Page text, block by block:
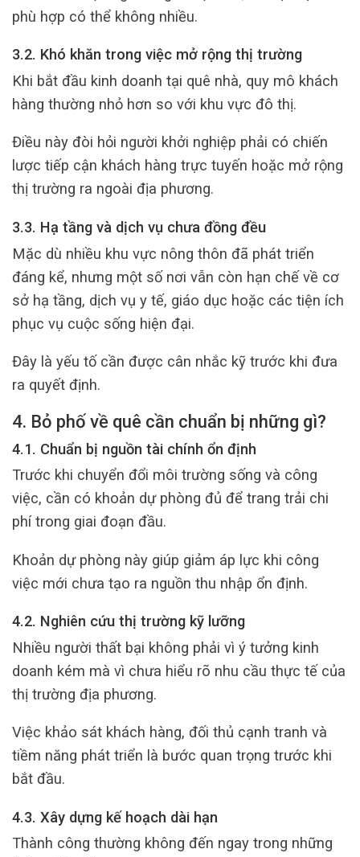
phù hợp có thể không nhiều.
3.2. Khó khăn trong việc mở rộng thị trường
Khi bắt đầu kinh doanh tại quê nhà, quy mô khách
hàng thường nhỏ hơn so với khu vực đô thị.
Điều này đòi hỏi người khởi nghiệp phải có chiến
lược tiếp cận khách hàng trực tuyến hoặc mở rộng
thị trường ra ngoài địa phương.
3.3. Hạ tầng và dịch vụ chưa đồng đều
Mặc dù nhiều khu vực nông thôn đã phát triển
đáng kể, nhưng một số nơi vẫn còn hạn chế về cơ
sở hạ tầng, dịch vụ y tế, giáo dục hoặc các tiện ích
phục vụ cuộc sống hiện đại.
Đây là yếu tố cần được cân nhắc kỹ trước khi đưa
ra quyết định.
4. Bỏ phố về quê cần chuẩn bị những gì?
4.1. Chuẩn bị nguồn tài chính ổn định
Trước khi chuyển đổi môi trường sống và công
việc, cần có khoản dự phòng đủ để trang trải chi
phí trong giai đoạn đầu.
Khoản dự phòng này giúp giảm áp lực khi công
việc mới chưa tạo ra nguồn thu nhập ổn định.
4.2. Nghiên cứu thị trường kỹ lưỡng
Nhiều người thất bại không phải vì ý tưởng kinh
doanh kém mà vì chưa hiểu rõ nhu cầu thực tế của
thị trường địa phương.
Việc khảo sát khách hàng, đối thủ cạnh tranh và
tiềm năng phát triển là bước quan trọng trước khi
bắt đầu.
4.3. Xây dựng kế hoạch dài hạn
Thành công thường không đến ngay trong những